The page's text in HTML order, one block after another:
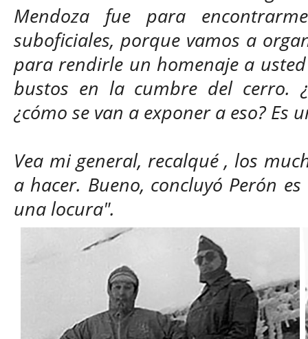
Mendoza fue para
suboficiales, porque vamos a
para rendirle un homenaje a
bustos en la cumbre del cerro.
¿cómo se van a exponer a eso? Es
Vea mi general, recalqué , los
a hacer. Bueno, concluyó Perón
una locura".